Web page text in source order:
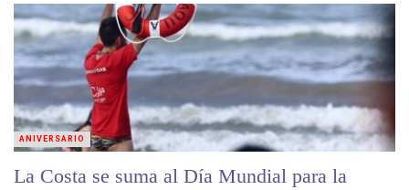
La Costa se suma al Día Mundial para la
ANIVERSARIO